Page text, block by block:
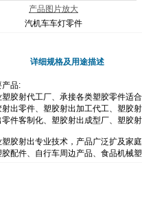
产品图片放大
汽机车车灯零件
详细规格及用途描述
产品:
塑胶射代工厂、承接各类塑胶零件适
射出零件、塑胶射出加工代工、塑胶
零件客制化、塑胶射出成型厂、塑胶
塑胶射出专业技术，产品广泛扩及家
胶配件、自行车周边产品、食品机械